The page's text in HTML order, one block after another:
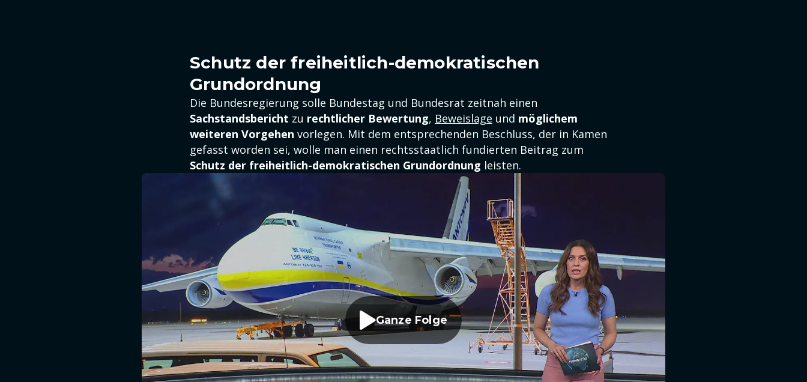
Schutz der freiheitlich-demokratischen
Grundordnung
Die Bundesregierung solle Bundestag und Bundesrat zeitnah einen
Sachstandsbericht zu rechtlicher Bewertung, Beweislage und möglichem
weiteren Vorgehen vorlegen. Mit dem entsprechenden Beschluss, der in Kamen
gefasst worden sei, wolle man einen rechtsstaatlich fundierten Beitrag zum
Schutz der freiheitlich-demokratischen Grundordnung leisten.
Ganze Folge